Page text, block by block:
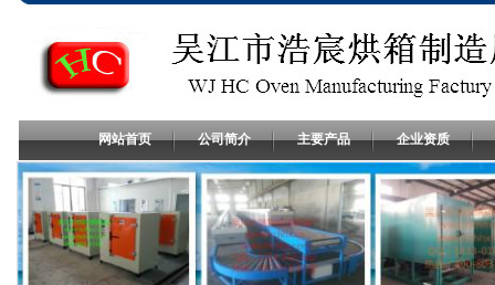
网站首页 公司简介 主要产品 企业资质